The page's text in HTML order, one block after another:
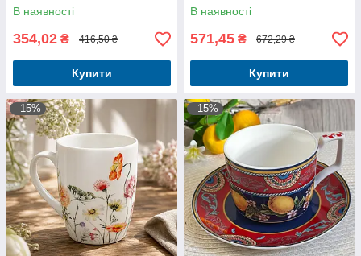
В наявності
354,02 ₴ 416,50 ₴
Купити
В наявності
571,45 ₴ 672,29 ₴
Купити
–15% –15%